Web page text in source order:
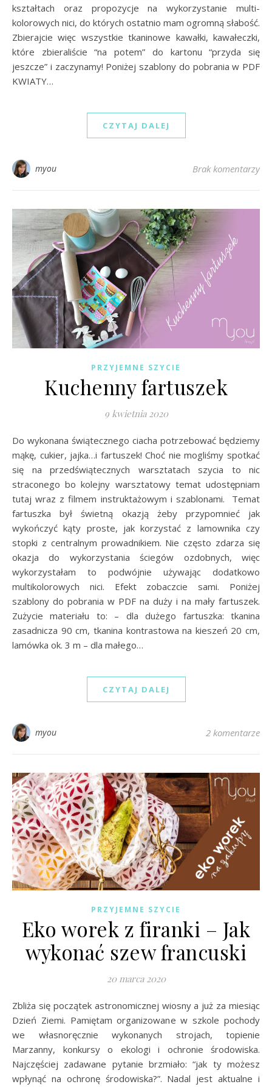
kształtach oraz propozycje na wykorzystanie multi-
kolorowych nici, do których ostatnio mam ogromną słabość.
Zbierajcie więc wszystkie tkaninowe kawałki, kawałeczki,
które zbieraliście “na potem” do kartonu “przyda się
jeszcze” i zaczynamy! Poniżej szablony do pobrania w PDF
KWIATY…
CZYTAJ DALEJ
myou Brak komentarzy
PRZYJEMNE SZYCIE
Kuchenny fartuszek
9 kwietnia 2020
Do wykonana świątecznego ciacha potrzebować będziemy
mąkę, cukier, jajka…i fartuszek! Choć nie mogliśmy spotkać
się na przedświątecznych warsztatach szycia to nic
straconego bo kolejny warsztatowy temat udostępniam
tutaj wraz z filmem instruktażowym i szablonami. Temat
fartuszka był świetną okazją żeby przypomnieć jak
wykończyć kąty proste, jak korzystać z lamownika czy
stopki z centralnym prowadnikiem. Nie często zdarza się
okazja do wykorzystania ściegów ozdobnych, więc
wykorzystałam to podwójnie używając dodatkowo
multikolorowych nici. Efekt zobaczcie sami. Poniżej
szablony do pobrania w PDF na duży i na mały fartuszek.
Zużycie materiału to: – dla dużego fartuszka: tkanina
zasadnicza 90 cm, tkanina kontrastowa na kieszeń 20 cm,
lamówka ok. 3 m – dla małego…
CZYTAJ DALEJ
myou 2 komentarze
PRZYJEMNE SZYCIE
Eko worek z firanki – Jak
wykonać szew francuski
20 marca 2020
Zbliża się początek astronomicznej wiosny a już za miesiąc
Dzień Ziemi. Pamiętam organizowane w szkole pochody
we własnoręcznie wykonanych strojach, topienie
Marzanny, konkursy o ekologi i ochronie środowiska.
Najczęściej zadawane pytanie brzmiało: “jak ty możesz
wpłynąć na ochronę środowiska?”. Nadal jest aktualne i